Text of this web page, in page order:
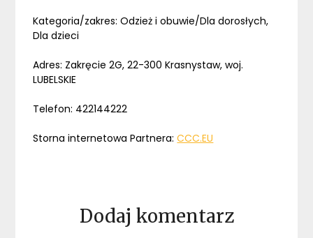
Kategoria/zakres: Odzież i obuwie/Dla dorosłych,
Dla dzieci
Adres: Zakręcie 2G, 22-300 Krasnystaw, woj.
LUBELSKIE
Telefon: 422144222
Storna internetowa Partnera:CCC.EU
Dodaj komentarz